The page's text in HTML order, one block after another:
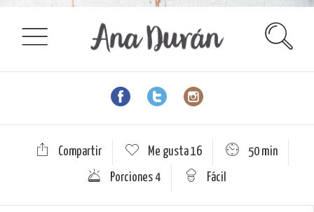
Compartir Me gusta16 50 min
Porciones 4 Fácil